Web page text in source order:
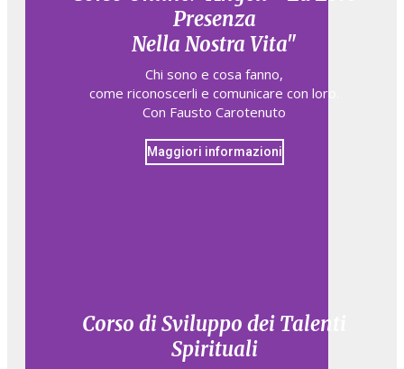
Presenza
Nella Nostra Vita"
Chi sono e cosa fanno,​
come riconoscerli e comunicare con loro.​
Con Fausto Carotenuto
Maggiori informazioni
Corso di Sviluppo dei Talenti
Spirituali